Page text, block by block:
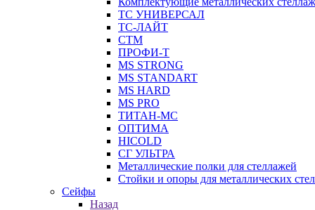
ТС УНИВЕРСАЛ
ТС-ЛАЙТ
СТМ
ПРОФИ-Т
MS STRONG
MS STANDART
MS HARD
MS PRO
ТИТАН-МС
ОПТИМА
HICOLD
СГ УЛЬТРА
Металлические полки для стеллажей
Стойки и опоры для металлических
Сейфы
Назад